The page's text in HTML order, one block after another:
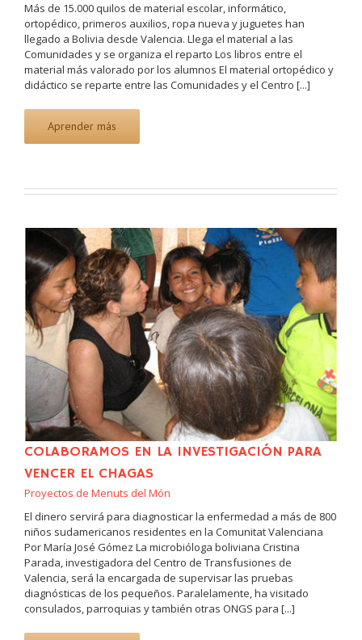
Más de 15.000 quilos de material escolar, informático,
ortopédico, primeros auxilios, ropa nueva y juguetes han
llegado a Bolivia desde Valencia. Llega el material a las
Comunidades y se organiza el reparto Los libros entre el
material más valorado por los alumnos El material ortopédico y
didáctico se reparte entre las Comunidades y el Centro [...]
Aprender más
COLABORAMOS EN LA INVESTIGACIÓN PARA
VENCER EL CHAGAS
Proyectos de Menuts del Món
El dinero servirá para diagnosticar la enfermedad a más de 800
niños sudamericanos residentes en la Comunitat Valenciana
Por María José Gómez La microbióloga boliviana Cristina
Parada, investigadora del Centro de Transfusiones de
Valencia, será la encargada de supervisar las pruebas
diagnósticas de los pequeños. Paralelamente, ha visitado
consulados, parroquias y también otras ONGS para [...]